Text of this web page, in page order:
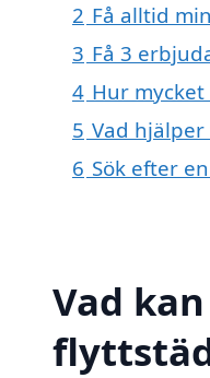
2 Få alltid
3 Få 3
4 Hur
5 Vad
6 Sök efter
Vad